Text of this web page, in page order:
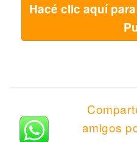
Hacé clic aquí
amigos